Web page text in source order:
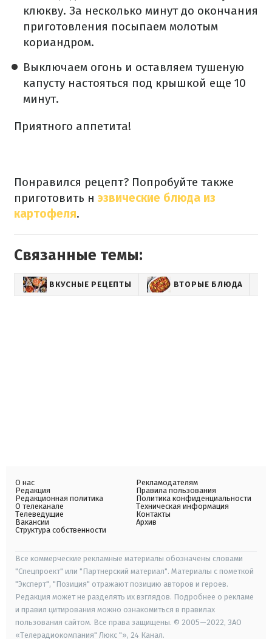
клюкву. За несколько минут до окончания
приготовления посыпаем молотым
кориандром.
Выключаем огонь и оставляем тушеную
капусту настояться под крышкой еще 10
минут.
Приятного аппетита!
Понравился рецепт? Попробуйте также
приготовить н эзвические блюда из
картофеля.
Связанные темы:
ВКУСНЫЕ РЕЦЕПТЫ ВТОРЫЕ БЛЮДА
О нас
Редакция
Редакционная политика
О телеканале
Телеведущие
Вакансии
Структура собственности
Рекламодателям
Правила пользования
Политика конфиденциальности
Техническая информация
Контакты
Архив
Все коммерческие рекламные материалы обозначены словами
"Спецпроект" или "Партнерский материал". Материалы с пометкой
"Эксперт", "Позиция" отражают позицию авторов и героев.
Редакция может не разделять их взглядов. Подробнее о рекламе
и правил цитирования можно ознакомиться в правилах
пользования сайтом. Все права защищены. © 2005—2022, ЗАО
«Телерадиокомпания" Люкс "», 24 Канал.